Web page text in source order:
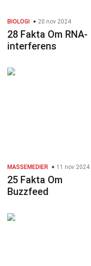
BIOLOGI 20 nov 2024
28 Fakta Om RNA-
interferens
MASSEMEDIER 11 nov 2024
25 Fakta Om
Buzzfeed